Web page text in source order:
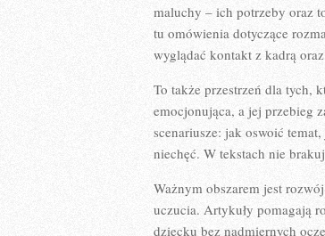
maluchy – ich potrzeby oraz
tu omówienia dotyczące
wyglądać kontakt z kadrą
To także przestrzeń dla tych,
emocjonująca, a jej przebieg
scenariusze: jak oswoić
niechęć. W tekstach nie
Ważnym obszarem jest
uczucia. Artykuły pomagają
dziecku bez nadmiernych